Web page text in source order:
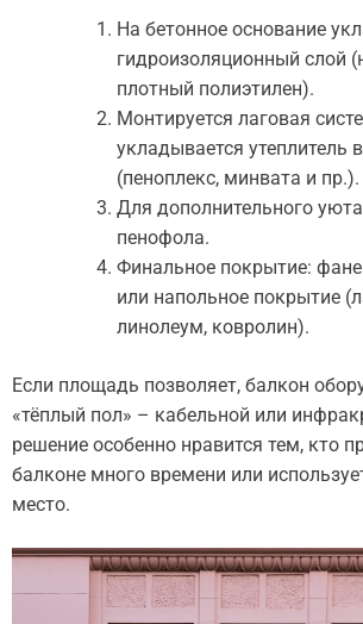
На бетонное основание
гидроизоляционный слой
плотный полиэтилен).
Монтируется лаговая
укладывается утеплитель
(пеноплекс, минвата и пр.).
Для дополнительного
пенофола.
Финальное покрытие:
или напольное покрытие
линолеум, ковролин).
Если площадь позволяет, балкон
«тёплый пол» – кабельной или
решение особенно нравится тем, кто
балконе много времени или
место.